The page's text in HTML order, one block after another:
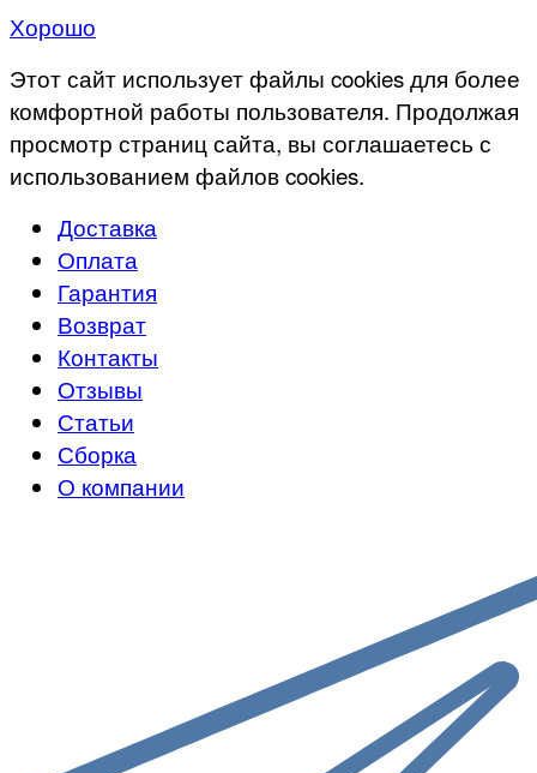
Хорошо
Этот сайт использует файлы cookies для более
комфортной работы пользователя. Продолжая
просмотр страниц сайта, вы соглашаетесь с
использованием файлов cookies.
Доставка
Оплата
Гарантия
Возврат
Контакты
Отзывы
Статьи
Сборка
О компании